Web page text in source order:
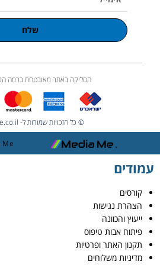
שלח
הסליקה באתר מאובטחת ברמה
© כל הזכויות שמורות ל- Hackstore.co.il
עמודים
קורסים
הצהרת נגישות
ייעוץ והכוונה
פיתוח אבות טיפוס
תקנון האתר ופרטיות
מדיניות משלוחים